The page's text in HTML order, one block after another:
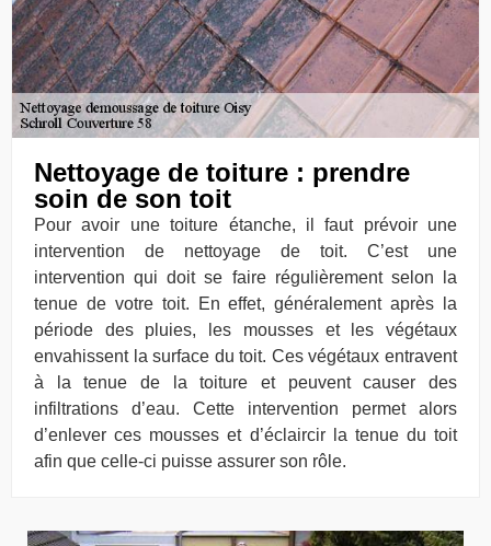
Nettoyage de toiture : prendre
soin de son toit
Pour avoir une toiture étanche, il faut prévoir une
intervention de nettoyage de toit. C’est une
intervention qui doit se faire régulièrement selon la
tenue de votre toit. En effet, généralement après la
période des pluies, les mousses et les végétaux
envahissent la surface du toit. Ces végétaux entravent
à la tenue de la toiture et peuvent causer des
infiltrations d’eau. Cette intervention permet alors
d’enlever ces mousses et d’éclaircir la tenue du toit
afin que celle-ci puisse assurer son rôle.